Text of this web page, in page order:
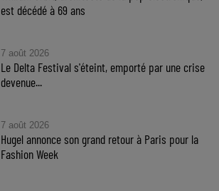
est décédé à 69 ans
7 août 2026
Le Delta Festival s'éteint, emporté par une crise
devenue...
7 août 2026
Hugel annonce son grand retour à Paris pour la
Fashion Week